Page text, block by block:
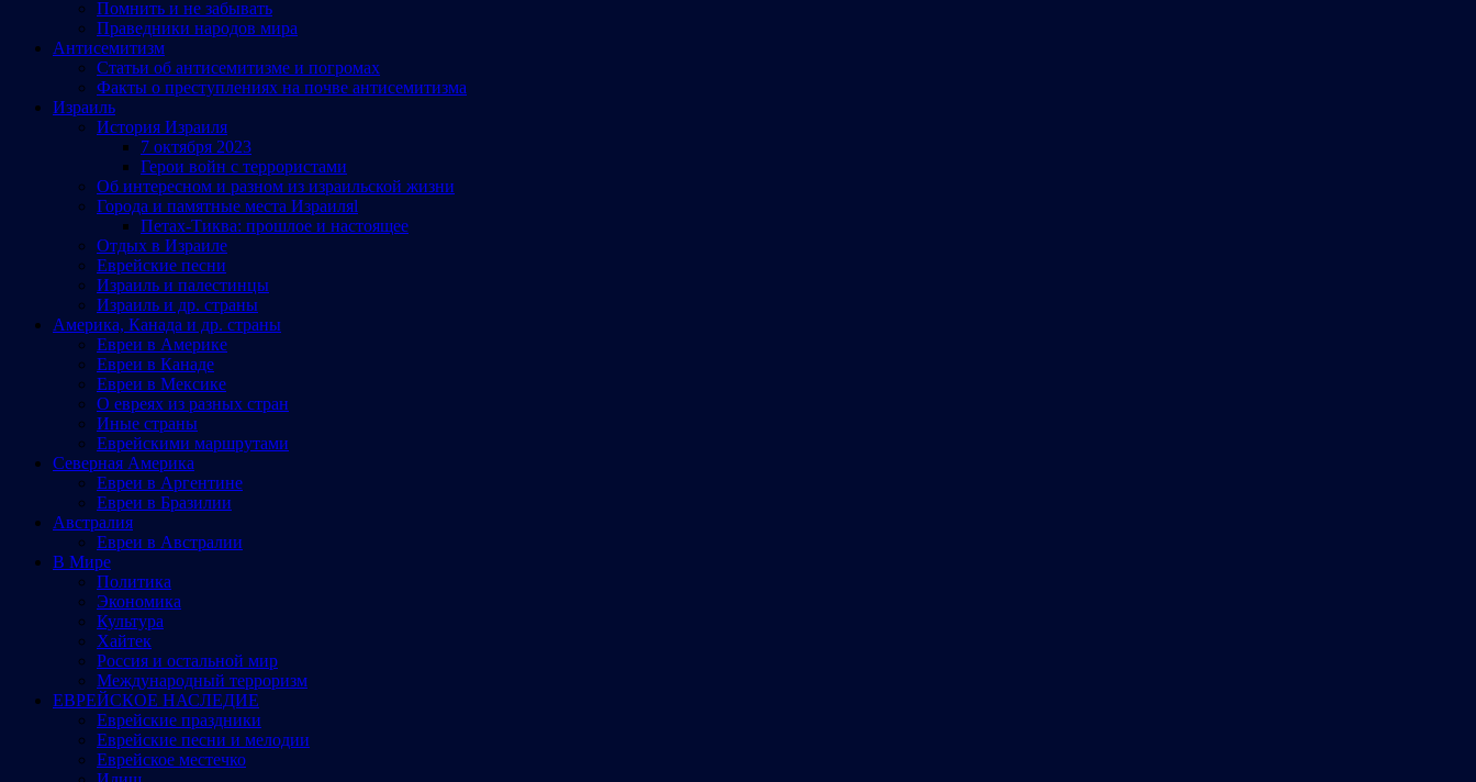
Помнить и не забывать
Праведники народов мира
Антисемитизм
Статьи об антисемитизме и погромах
Факты о преступлениях на почве антисемитизма
Израиль
История Израиля
7 октября 2023
Герои войн с террористами
Об интересном и разном из израильской жизни
Города и памятные места Израиляl
Петах-Тиква: прошлое и настоящее
Отдых в Израиле
Еврейские песни
Израиль и палестинцы
Израиль и др. страны
Америка, Канада и др. страны
Евреи в Америке
Евреи в Канаде
Евреи в Мексике
О евреях из разных стран
Иные страны
Еврейскими маршрутами
Северная Америка
Евреи в Аргентине
Евреи в Бразилии
Австралия
Евреи в Австралии
В Мире
Политика
Экономика
Культура
Хайтек
Россия и остальной мир
Международный терроризм
ЕВРЕЙСКОЕ НАСЛЕДИЕ
Еврейские праздники
Еврейские песни и мелодии
Еврейское местечко